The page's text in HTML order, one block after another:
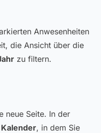
Anwesenheiten
die Ansicht über die
zu filtern.
neue Seite. In der
Kalender, in dem Sie